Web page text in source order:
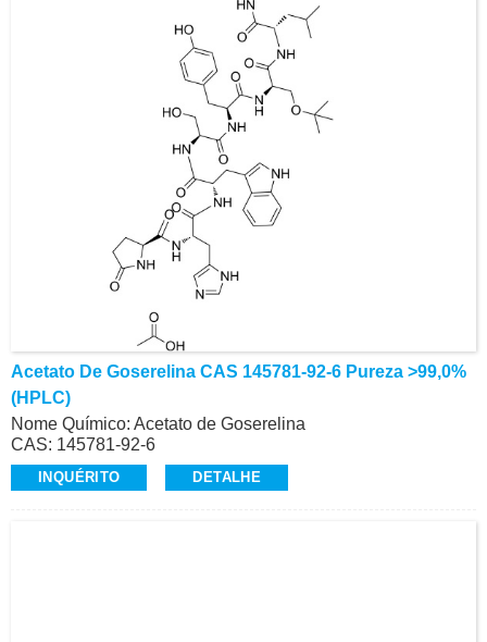
Acetato De Goserelina CAS 145781-92-6 Pureza >99,0%
(HPLC)
Nome Químico: Acetato de Goserelina
CAS: 145781-92-6
Pureza: >99,0% (HPLC)
Aparência: Pó Branco
INQUÉRITO DETALHE